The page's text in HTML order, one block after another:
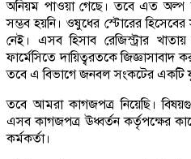
অনিয়ম পাওয়া গেছে। তবে এত অল্প
সম্ভব হয়নি। ওষুধের স্টোরের হিসেবের
নেই। এসব হিসাব রেজিস্ট্রার
ফার্মেসিতে দায়িত্বরতকে
তবে এ বিভাগে জনবল সংকটের একটি
তবে আমরা কাগজপত্র নিয়েছি।
এসব কাগজপত্র ঊধ্বর্তন কর্তৃপক্ষের
কর্মকর্তা।